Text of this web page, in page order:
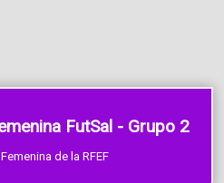
FutSal - Grupo 2
de la RFEF